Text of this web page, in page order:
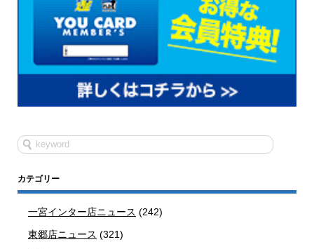
カテゴリー
一宮インター店ニュース (242)
東郷店ニュース (321)